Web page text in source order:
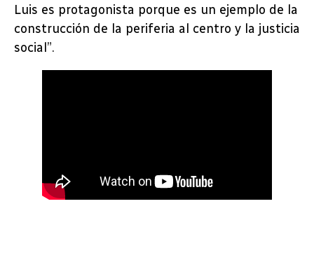
Luis es protagonista porque es un ejemplo de la
construcción de la periferia al centro y la justicia
social”.